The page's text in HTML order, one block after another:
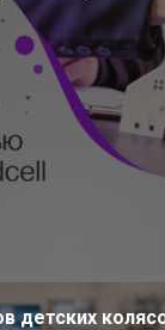
детских